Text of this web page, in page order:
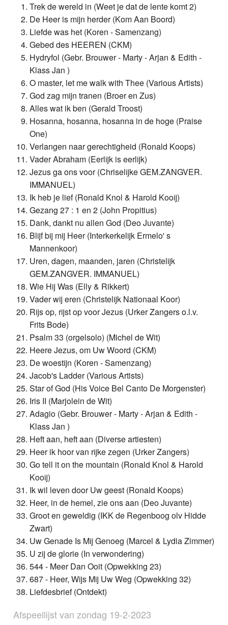
Trek de wereld in (Weet je dat de lente komt 2)
De Heer is mijn herder (Kom Aan Boord)
Liefde was het (Koren - Samenzang)
Gebed des HEEREN (CKM)
Hydryfol (Gebr. Brouwer - Marty - Arjan & Edith -
Klass Jan )
O master, let me walk with Thee (Various Artists)
God zag mijn tranen (Broer en Zus)
Alles wat ik ben (Gerald Troost)
Hosanna, hosanna, hosanna in de hoge (Praise
One)
Verlangen naar gerechtigheid (Ronald Koops)
Vader Abraham (Eerlijk is eerlijk)
Jezus ga ons voor (Chriselijke GEM.ZANGVER.
IMMANUEL)
Ik heb je lief (Ronald Knol & Harold Kooij)
Gezang 27 : 1 en 2 (John Propitius)
Dank, dankt nu allen God (Deo Juvante)
Blijf bij mij Heer (Interkerkelijk Ermelo' s
Mannenkoor)
Uren, dagen, maanden, jaren (Christelijk
GEM.ZANGVER. IMMANUEL)
Wie Hij Was (Elly & Rikkert)
Vader wij eren (Christelijk Nationaal Koor)
Rijs op, rijst op voor Jezus (Urker Zangers o.l.v.
Frits Bode)
Psalm 33 (orgelsolo) (Michel de Wit)
Heere Jezus, om Uw Woord (CKM)
De woestijn (Koren - Samenzang)
Jacob's Ladder (Various Artists)
Star of God (His Voice Bel Canto De Morgenster)
Iris II (Marjolein de Wit)
Adagio (Gebr. Brouwer - Marty - Arjan & Edith -
Klass Jan )
Heft aan, heft aan (Diverse artiesten)
Heer ik hoor van rijke zegen (Urker Zangers)
Go tell it on the mountain (Ronald Knol & Harold
Kooij)
Ik wil leven door Uw geest (Ronald Koops)
Heer, in de hemel, zie ons aan (Deo Juvante)
Groot en geweldig (IKK de Regenboog olv Hidde
Zwart)
Uw Genade Is Mij Genoeg (Marcel & Lydia Zimmer)
U zij de glorie (In verwondering)
544 - Meer Dan Ooit (Opwekking 23)
687 - Heer, Wijs Mij Uw Weg (Opwekking 32)
Liefdesbrief (Ontdekt)
Afspeellijst van zondag 19-2-2023